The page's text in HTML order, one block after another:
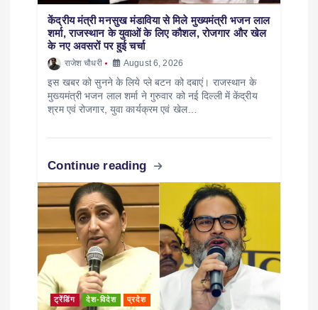
केंद्रीय मंत्री मनसुख मंडाविया से मिले मुख्यमंत्री भजन लाल
शर्मा, राजस्थान के युवाओं के लिए कौशल, रोजगार और खेल
के नए अवसरों पर हुई चर्चा
राजेश चौधरी August 6, 2026
इस खबर को सुनने के लिये प्ले बटन को दबाएं। राजस्थान के
मुख्यमंत्री भजन लाल शर्मा ने गुरुवार को नई दिल्ली में केंद्रीय
श्रम एवं रोजगार, युवा कार्यक्रम एवं खेल…
Continue reading
ट्रेंडिंग देश-विदेश प्रदेश